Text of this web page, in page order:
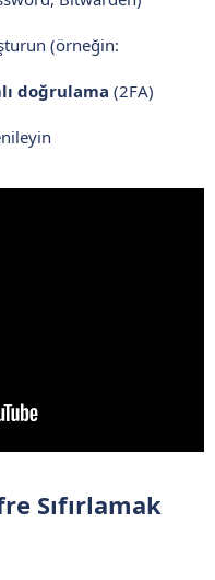
(örneğin:
doğrulama (2FA)
Sıfırlamak